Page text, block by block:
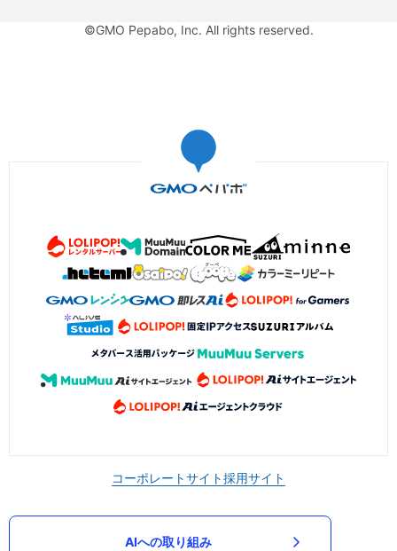
©GMO Pepabo, Inc. All rights reserved.
コーポレートサイト採用サイト
AIへの取り組み